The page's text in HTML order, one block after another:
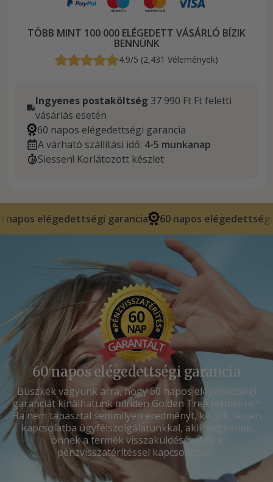
TÖBB MINT 100 000 ELÉGEDETT VÁSÁRLÓ BÍZIK
BENNÜNK
4.9/5 (2,431 Vélemények)
Ingyenes postaköltség 37 990 Ft Ft feletti
vásárlás esetén
60 napos elégedettségi garancia
A várható szállítási idő: 4-5 munkanap
Siessen! Korlátozott készlet
garancia 60 napos elégedettségi garancia
60 napos elégedettségi garancia
Büszkék vagyunk arra, hogy 60 napos elégedettségi
garanciát kínálhatunk minden Golden Tree termékre.*
Ha nem tapasztal semmilyen eredményt, kérjük, lépjen
kapcsolatba ügyfélszolgálatunkkal, akik segítenek
önnek a termék visszaküldésével és a
pénzvisszatérítéssel kapcsolatban.